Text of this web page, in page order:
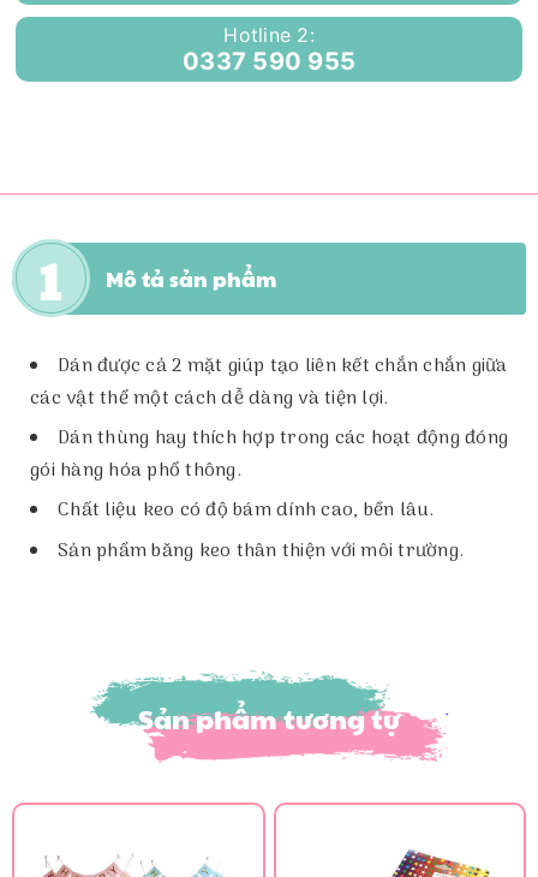
Hotline 2:
0337 590 955
Mô tả sản phẩm
Dán được cả 2 mặt giúp tạo liên kết chắn chắn giữa
các vật thể một cách dễ dàng và tiện lợi.
Dán thùng hay thích hợp trong các hoạt động đóng
gói hàng hóa phổ thông.
Chất liệu keo có độ bám dính cao, bền lâu.
Sản phẩm băng keo thân thiện với môi trường.
Sản phẩm tương tự